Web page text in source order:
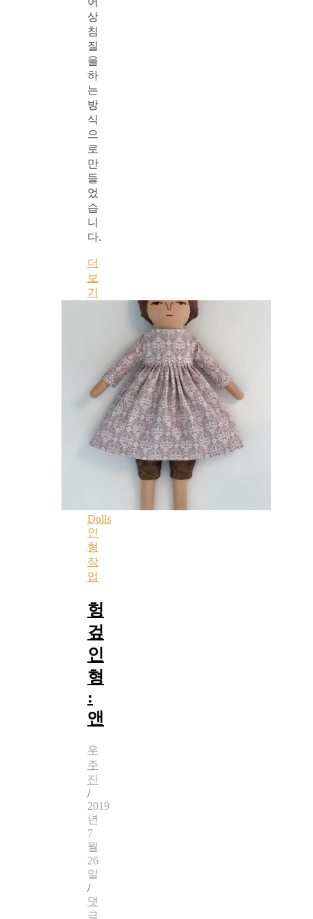
상
침
질
을
하
는
방
식
으
로
만
들
었
습
니
다.
더
보
기
Dolls
인
형
작
업
헝
겊
인
형
:
앤
우
주
진
/
2019
년
7
월
26
일
/
댓
글